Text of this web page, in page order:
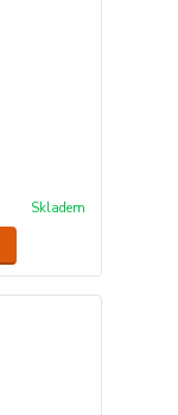
Skladem